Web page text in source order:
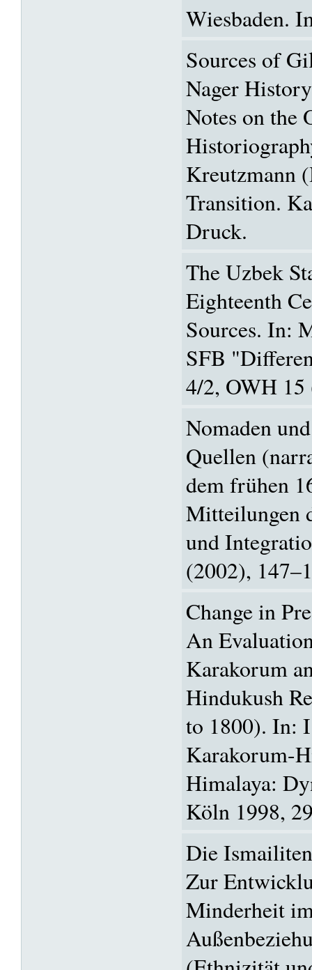
Wiesbaden.
Sources of
Nager
Notes on the
Kreutzmann
Transition.
Druck.
The Uzbek
Eighteenth
Sources. In:
SFB
4/2, OWH
Nomaden
Quellen
dem frühen
Mitteilungen
und
(2002),
Change in
An
Karakorum
Hindukush
to 1800). In:
Karakorum-
Himalaya:
Köln 1998,
Die
Zur
Minderheit